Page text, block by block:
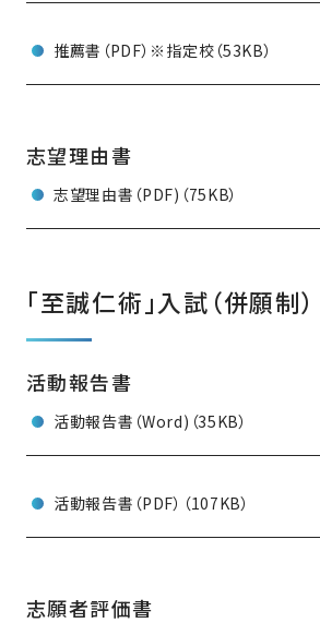
推薦書（PDF）※指定校（53KB）
志望理由書
志望理由書（PDF)（75KB）
「至誠仁術」入試（併願制）
活動報告書
活動報告書（Word)（35KB）
活動報告書（PDF）（107KB）
志願者評価書